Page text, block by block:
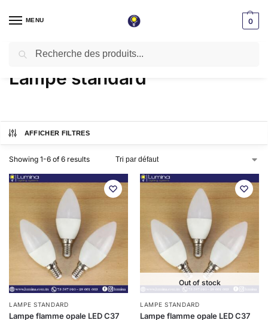
MENU 0
Accueil / Lampe LED / Lampe standard
Lampe standard
AFFICHER FILTRES
Showing 1-6 of 6 results
LAMPE STANDARD
Lampe flamme opale LED C37
Out of stock
LAMPE STANDARD
Lampe flamme opale LED C37